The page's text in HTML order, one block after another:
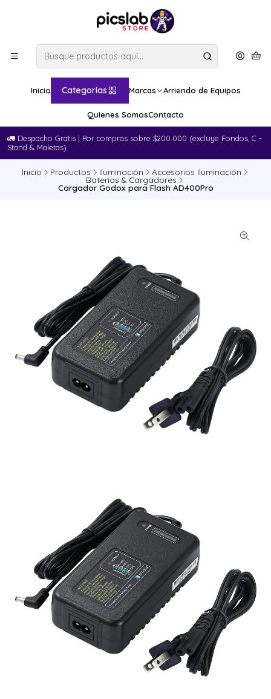
Inicio Categorías Marcas Arriendo de Equipos
Quienes SomosContacto
🚛​ Despacho Gratis | Por compras sobre $200.000 (excluye Fondos, C -
Stand & Maletas)
Inicio Productos Iluminación Accesorios Iluminación
Baterías & Cargadores
Cargador Godox para Flash AD400Pro